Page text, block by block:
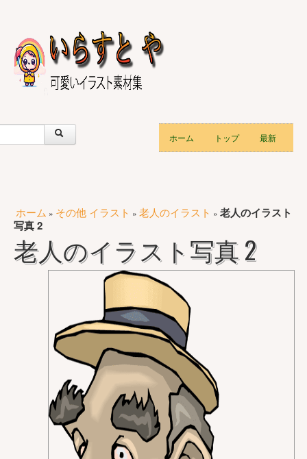
ホーム トップ 最新
ホーム » その他 イラスト » 老人のイラスト » 老人のイラスト
写真 2
老人のイラスト写真 2